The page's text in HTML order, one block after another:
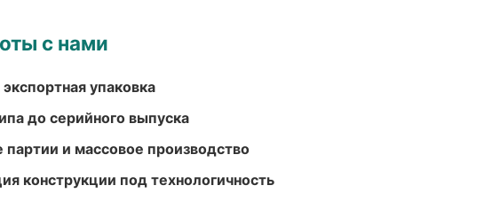
с нами
упаковка
до серийного выпуска
и массовое производство
конструкции под технологичность